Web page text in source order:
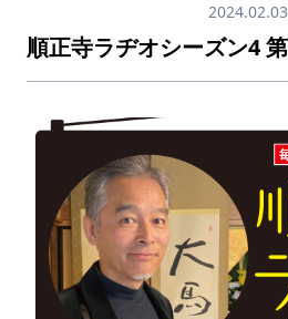
2024.02.03
順正寺ラヂオシーズン4